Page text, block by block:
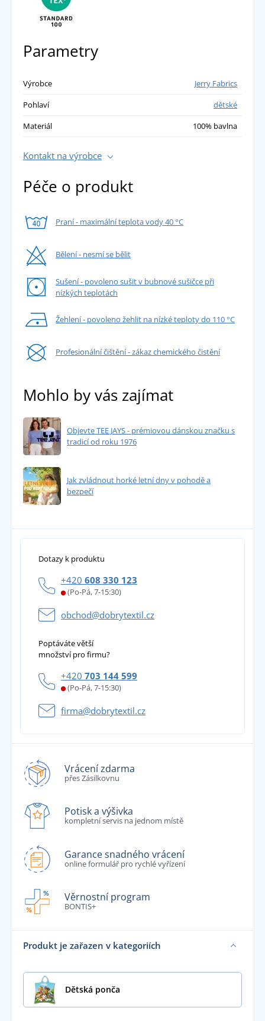
Parametry
Výrobce
Jerry Fabrics
Pohlaví
dětské
Materiál
100% bavlna
Kontakt na výrobce
Péče o produkt
Praní - maximální teplota vody 40 °C
Bělení - nesmí se bělit
Sušení - povoleno sušit v bubnové sušičce při
nízkých teplotách
Žehlení - povoleno žehlit na nízké teploty do 110 °C
Profesionální čištění - zákaz chemického čistění
Mohlo by vás zajímat
Objevte TEE JAYS - prémiovou dánskou značku s
tradicí od roku 1976
Jak zvládnout horké letní dny v pohodě a
bezpečí
Dotazy k produktu
+420 608 330 123
(Po-Pá, 7-15:30)
obchod@dobrytextil.cz
Poptáváte větší
množství pro firmu?
+420 703 144 599
(Po-Pá, 7-15:30)
firma@dobrytextil.cz
Vrácení zdarma
přes Zásilkovnu
Potisk a výšivka
kompletní servis na jednom místě
Garance snadného vrácení
online formulář pro rychlé vyřízení
Věrnostní program
BONTIS+
Produkt je zařazen v kategoriích
Dětská ponča